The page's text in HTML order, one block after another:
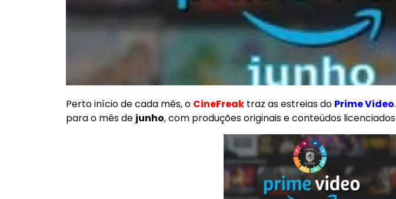
Perto início de cada mês, o CineFreak traz as estreias do Prime Video.
para o mês de junho, com produções originais e conteúdos licenciados